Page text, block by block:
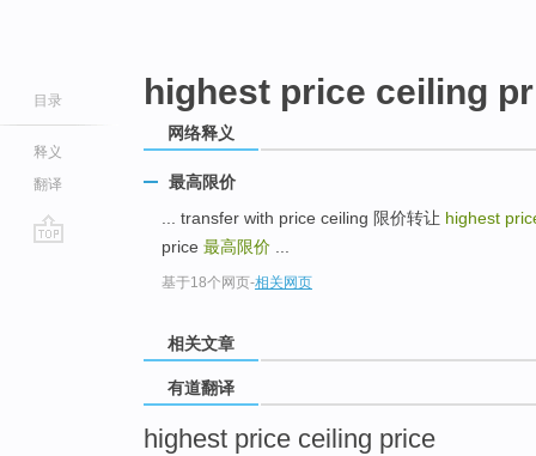
目录
释义
翻译
highest price ceiling
网络释义
最高限价
... transfer with price ceiling 限价转让 highest
price 最高限价
基于18个网页-相关网页
相关文章
有道翻译
highest price ceiling price